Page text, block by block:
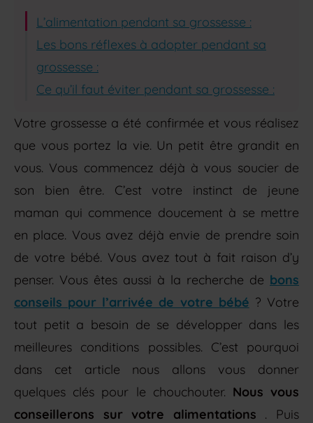
L’alimentation pendant sa grossesse :
Les bons réflexes à adopter pendant sa
grossesse :
Ce qu’il faut éviter pendant sa grossesse :
Votre grossesse a été confirmée et vous réalisez
que vous portez la vie. Un petit être grandit en
vous. Vous commencez déjà à vous soucier de
son bien être. C’est votre instinct de jeune
maman qui commence doucement à se mettre
en place. Vous avez déjà envie de prendre soin
de votre bébé. Vous avez tout à fait raison d’y
penser. Vous êtes aussi à la recherche de bons
conseils pour l’arrivée de votre bébé ? Votre
tout petit a besoin de se développer dans les
meilleures conditions possibles. C’est pourquoi
dans cet article nous allons vous donner
quelques clés pour le chouchouter. Nous vous
conseillerons sur votre alimentations . Puis